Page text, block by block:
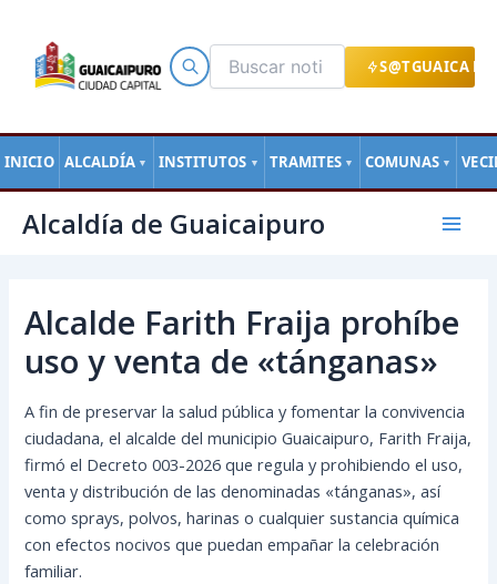
S@TGUAICA
INICIO ALCALDÍA ▼ INSTITUTOS ▼ TRAMITES ▼ COMUNAS ▼
contenido
Alcaldía de Guaicaipuro
Main
Alcalde Farith Fraija prohíbe
uso y venta de «tánganas»
A fin de preservar la salud pública y fomentar la convivencia
ciudadana, el alcalde del municipio Guaicaipuro, Farith Fraija,
firmó el Decreto 003-2026 que regula y prohibiendo el uso,
venta y distribución de las denominadas «tánganas», así
como sprays, polvos, harinas o cualquier sustancia química
con efectos nocivos que puedan empañar la celebración
familiar.
de